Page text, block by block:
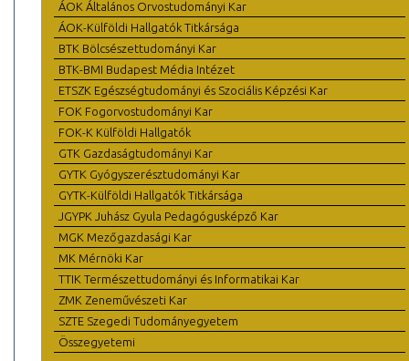
ÁOK Általános Orvostudományi Kar
ÁOK-Külföldi Hallgatók Titkársága
BTK Bölcsészettudományi Kar
BTK-BMI Budapest Média Intézet
ETSZK Egészségtudományi és Szociális Képzési Kar
FOK Fogorvostudományi Kar
FOK-K Külföldi Hallgatók
GTK Gazdaságtudományi Kar
GYTK Gyógyszerésztudományi Kar
GYTK-Külföldi Hallgatók Titkársága
JGYPK Juhász Gyula Pedagógusképző Kar
MGK Mezőgazdasági Kar
MK Mérnöki Kar
TTIK Természettudományi és Informatikai Kar
ZMK Zeneművészeti Kar
SZTE Szegedi Tudományegyetem
Összegyetemi